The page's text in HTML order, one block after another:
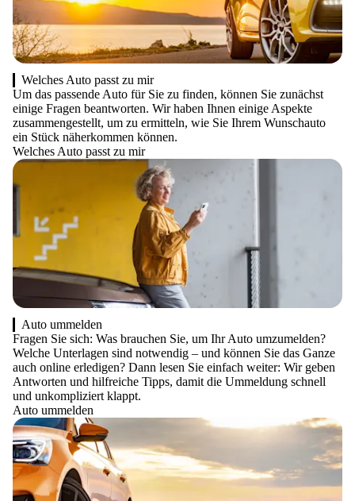
Welches Auto passt zu mir
Um das passende Auto für Sie zu finden, können Sie zunächst
einige Fragen beantworten. Wir haben Ihnen einige Aspekte
zusammengestellt, um zu ermitteln, wie Sie Ihrem Wunschauto
ein Stück näherkommen können.
Welches Auto passt zu mir
Auto ummelden
Fragen Sie sich: Was brauchen Sie, um Ihr Auto umzumelden?
Welche Unterlagen sind notwendig – und können Sie das Ganze
auch online erledigen? Dann lesen Sie einfach weiter: Wir geben
Antworten und hilfreiche Tipps, damit die Ummeldung schnell
und unkompliziert klappt.
Auto ummelden